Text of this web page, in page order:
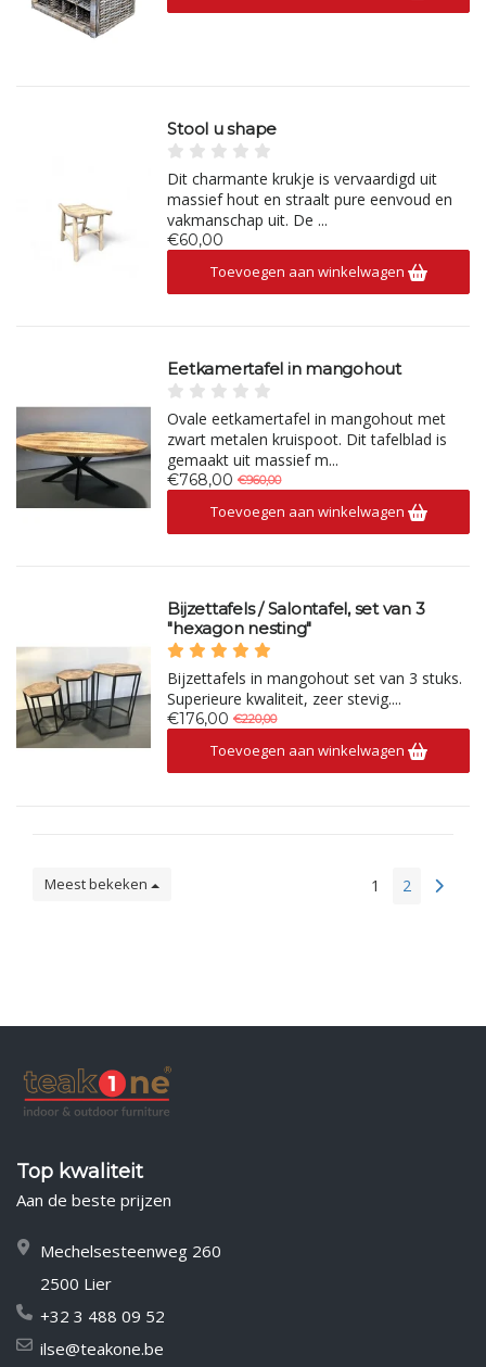
Stool u shape
Dit charmante krukje is vervaardigd uit
massief hout en straalt pure eenvoud en
vakmanschap uit. De ...
€60,00
Toevoegen aan winkelwagen
Eetkamertafel in mangohout
Ovale eetkamertafel in mangohout met
zwart metalen kruispoot. Dit tafelblad is
gemaakt uit massief m...
€768,00 €960,00
Toevoegen aan winkelwagen
Bijzettafels / Salontafel, set van 3
"hexagon nesting"
Bijzettafels in mangohout set van 3 stuks.
Superieure kwaliteit, zeer stevig....
€176,00 €220,00
Toevoegen aan winkelwagen
Meest bekeken 1 2
Top kwaliteit
Aan de beste prijzen
Mechelsesteenweg 260
2500 Lier
+32 3 488 09 52
ilse@teakone.be